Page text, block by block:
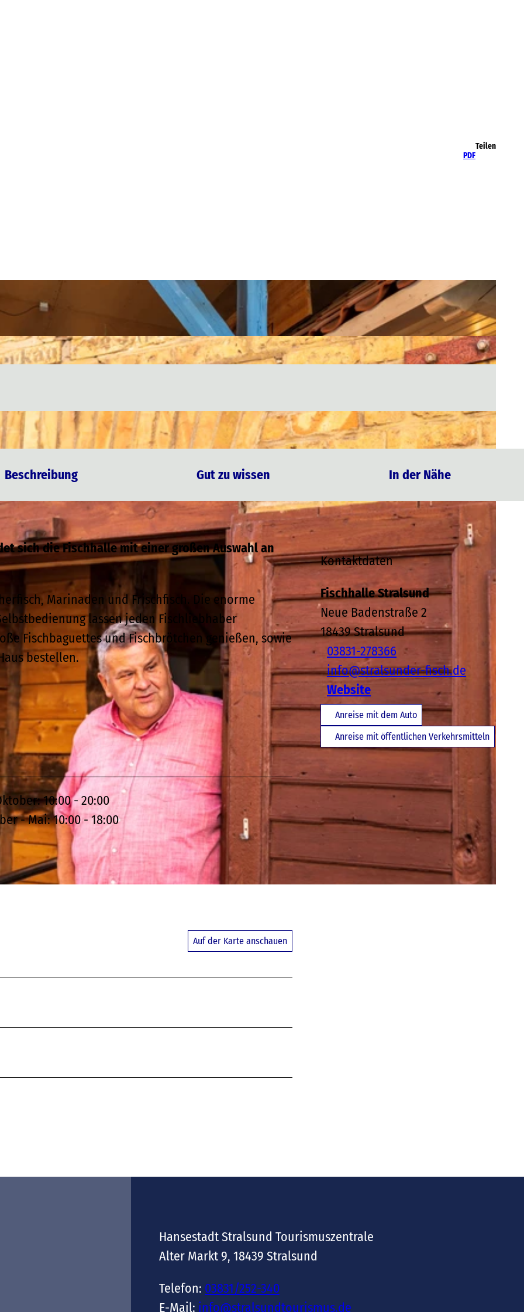
PDF
Teilen
Beschreibung Gut zu wissen In der Nähe
sich die Fischhalle mit einer großen Auswahl an
Marinaden und Frischfisch. Die enorme
lassen jeden Fischliebhaber
Fischbaguettes und Fischbrötchen genießen, sowie
bestellen.
10:00 - 20:00
- Mai: 10:00 - 18:00
Auf der Karte anschauen
Kontaktdaten
Fischhalle Stralsund
Neue Badenstraße 2
18439Stralsund
03831-278366
info@stralsunder-fisch.de
Website
Anreise mit dem Auto
Anreise mit öffentlichen Verkehrsmitteln
Hansestadt Stralsund Tourismuszentrale
Alter Markt 9, 18439 Stralsund
Telefon: 03831/252-340
E-Mail: info@stralsundtourismus.de